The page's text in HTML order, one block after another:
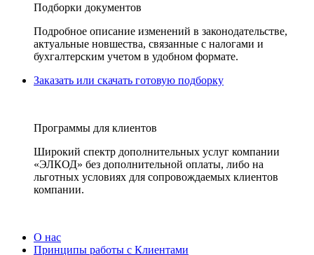
Подборки документов
Подробное описание изменений в законодательстве,
актуальные новшества, связанные с налогами и
бухгалтерским учетом в удобном формате.
Заказать или скачать готовую подборку
Программы для клиентов
Широкий спектр дополнительных услуг компании
«ЭЛКОД» без дополнительной оплаты, либо на
льготных условиях для сопровождаемых клиентов
компании.
О нас
Принципы работы с Клиентами